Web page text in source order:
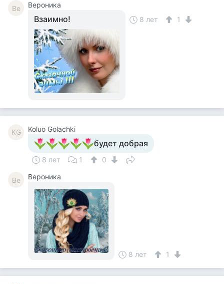
Ве Вероника
Взаимно! 8 лет 1
KG Koluo Golachki
будет добрая
8 лет 1 0
Ве Вероника
8 лет 1